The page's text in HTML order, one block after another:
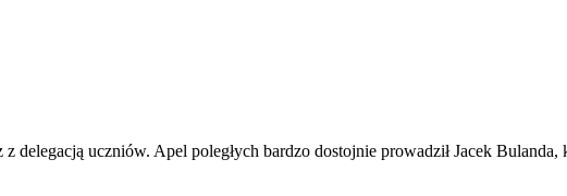
delegacją uczniów. Apel poległych bardzo dostojnie prowadził Jacek